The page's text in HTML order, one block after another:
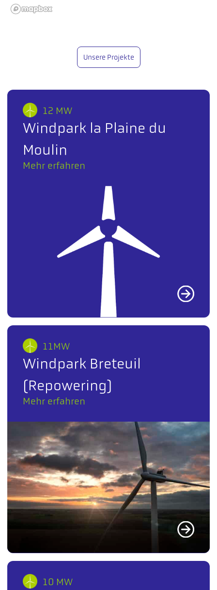
Unsere Projekte
12 MW
Windpark la Plaine du
Moulin
Mehr erfahren
11MW
Windpark Breteuil
(Repowering)
Mehr erfahren
10 MW